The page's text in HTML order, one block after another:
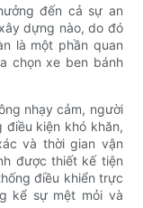
đến cả sự an
dựng nào, do đó
là một phần quan
chọn xe ben bánh
nhạy cảm, người
điều kiện khó khăn,
và thời gian vận
được thiết kế tiện
điều khiển trực
kể sự mệt mỏi và